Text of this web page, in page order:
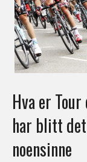
Hva er
har blitt
noensinne